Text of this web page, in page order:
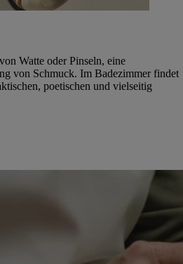
Watte oder Pinseln, eine
von Schmuck. Im Badezimmer findet
poetischen und vielseitig